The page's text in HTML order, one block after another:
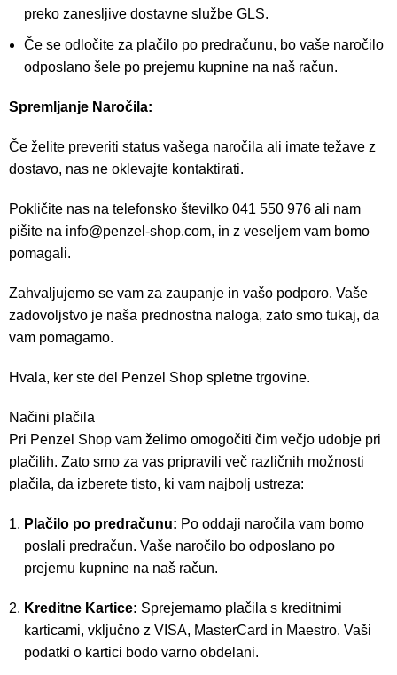
preko zanesljive dostavne službe GLS.
Če se odločite za plačilo po predračunu, bo vaše naročilo
odposlano šele po prejemu kupnine na naš račun.
Spremljanje Naročila:
Če želite preveriti status vašega naročila ali imate težave z
dostavo, nas ne oklevajte kontaktirati.
Pokličite nas na telefonsko številko 041 550 976 ali nam
pišite na info@penzel-shop.com, in z veseljem vam bomo
pomagali.
Zahvaljujemo se vam za zaupanje in vašo podporo. Vaše
zadovoljstvo je naša prednostna naloga, zato smo tukaj, da
vam pomagamo.
Hvala, ker ste del Penzel Shop spletne trgovine.
Načini plačila
Pri Penzel Shop vam želimo omogočiti čim večjo udobje pri
plačilih. Zato smo za vas pripravili več različnih možnosti
plačila, da izberete tisto, ki vam najbolj ustreza:
Plačilo po predračunu: Po oddaji naročila vam bomo
poslali predračun. Vaše naročilo bo odposlano po
prejemu kupnine na naš račun.
Kreditne Kartice: Sprejemamo plačila s kreditnimi
karticami, vključno z VISA, MasterCard in Maestro. Vaši
podatki o kartici bodo varno obdelani.